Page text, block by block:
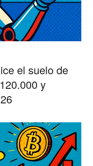
el suelo de
y